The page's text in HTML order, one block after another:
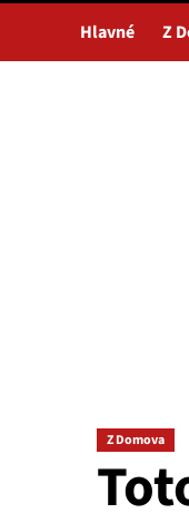
Hlavné Z
Z Domova